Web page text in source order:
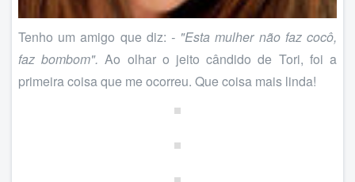
Tenho um amigo que diz: - "Esta mulher não faz cocô,
faz bombom". Ao olhar o jeito cândido de Tori, foi a
primeira coisa que me ocorreu. Que coisa mais linda!